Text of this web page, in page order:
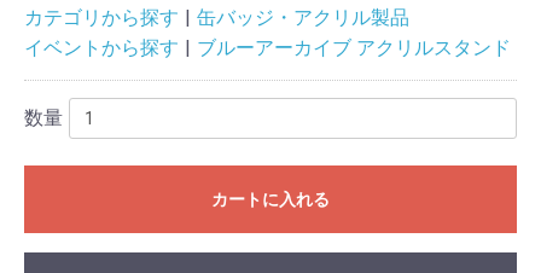
カテゴリから探す
缶バッジ・アクリル製品
イベントから探す
ブルーアーカイブ アクリルスタンド
数量
カートに入れる